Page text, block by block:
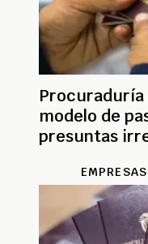
Procuraduría
modelo de
presuntas
EMPRESAS